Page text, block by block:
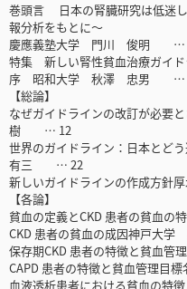
巻頭言 日本の腎臓研究は低迷
報分析をもとに～
慶應義塾大学 門川 俊明 …
特集 新しい腎性貧血治療ガイ
序 昭和大学 秋澤 忠男 …
【総論】
なぜガイドラインの改訂が必
樹 … 12
世界のガイドライン：日本とど
有三 … 22
新しいガイドラインの作成
【各論】
貧血の定義とCKD 患者の貧
CKD 患者の貧血の成因神戸大
保存期CKD 患者の特徴と貧血
CAPD 患者の特徴と貧血管
血液透析患者における貧血